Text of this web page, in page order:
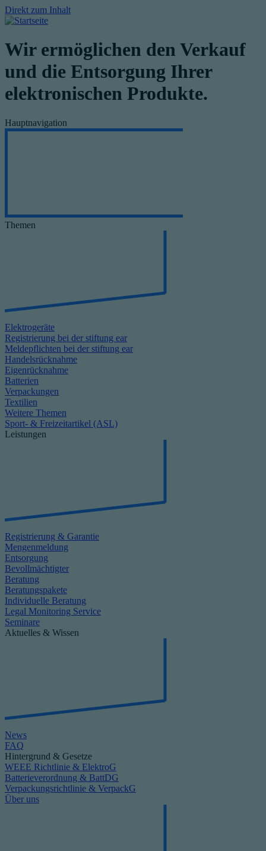
Direkt zum Inhalt
Wir ermöglichen den Verkauf
und die Entsorgung Ihrer
elektronischen Produkte.
Hauptnavigation
Themen
Elektrogeräte
Registrierung bei der stiftung ear
Meldepflichten bei der stiftung ear
Handelsrücknahme
Eigenrücknahme
Batterien
Verpackungen
Textilien
Weitere Themen
Sport- & Freizeitartikel (ASL)
Leistungen
Registrierung & Garantie
Mengenmeldung
Entsorgung
Bevollmächtigter
Beratung
Beratungspakete
Individuelle Beratung
Legal Monitoring Service
Seminare
Aktuelles & Wissen
News
FAQ
Hintergrund & Gesetze
WEEE Richtlinie & ElektroG
Batterieverordnung & BattDG
Verpackungsrichtlinie & VerpackG
Über uns